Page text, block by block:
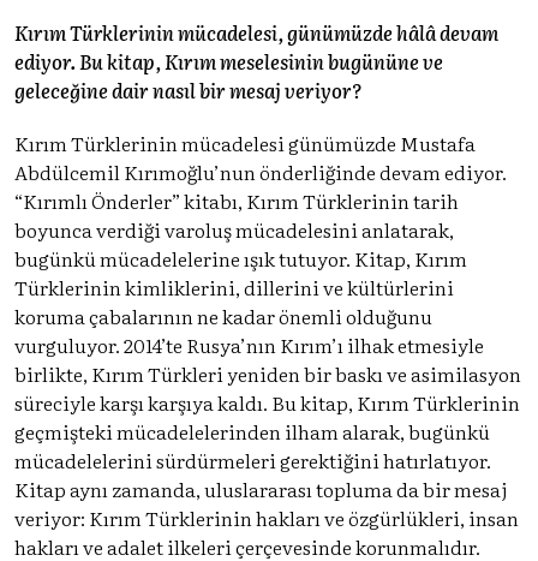
Kırım Türklerinin mücadelesi, günümüzde hâlâ devam
ediyor. Bu kitap, Kırım meselesinin bugününe ve
geleceğine dair nasıl bir mesaj veriyor?
Kırım Türklerinin mücadelesi günümüzde Mustafa
Abdülcemil Kırımoğlu’nun önderliğinde devam ediyor.
“Kırımlı Önderler” kitabı, Kırım Türklerinin tarih
boyunca verdiği varoluş mücadelesini anlatarak,
bugünkü mücadelelerine ışık tutuyor. Kitap, Kırım
Türklerinin kimliklerini, dillerini ve kültürlerini
koruma çabalarının ne kadar önemli olduğunu
vurguluyor. 2014’te Rusya’nın Kırım’ı ilhak etmesiyle
birlikte, Kırım Türkleri yeniden bir baskı ve asimilasyon
süreciyle karşı karşıya kaldı. Bu kitap, Kırım Türklerinin
geçmişteki mücadelelerinden ilham alarak, bugünkü
mücadelelerini sürdürmeleri gerektiğini hatırlatıyor.
Kitap aynı zamanda, uluslararası topluma da bir mesaj
veriyor: Kırım Türklerinin hakları ve özgürlükleri, insan
hakları ve adalet ilkeleri çerçevesinde korunmalıdır.